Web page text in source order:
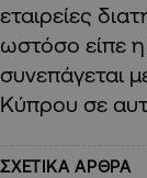
εταιρείες
ωστόσο είπε
συνεπάγεται
Κύπρου σε
ΣΧΕΤΙΚΑ ΑΡΘΡΑ